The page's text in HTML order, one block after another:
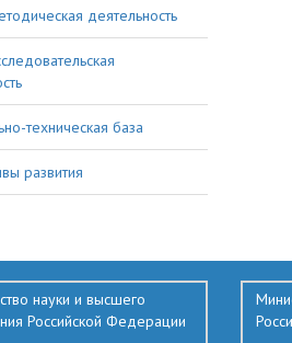
деятельность
техническая база
развития
науки и высшего
Российской Федерации